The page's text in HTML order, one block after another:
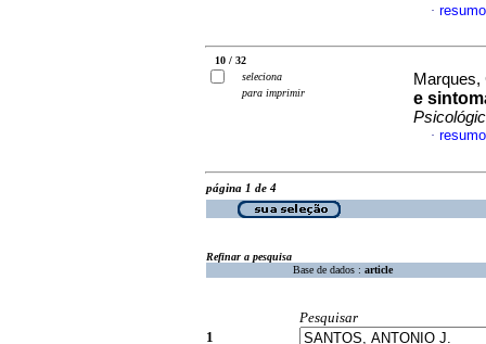
·
10 / 32
seleciona
para imprimir
e
·
página 1 de 4
Refinar a pesquisa
Base de dados : article
Pesquisar
1